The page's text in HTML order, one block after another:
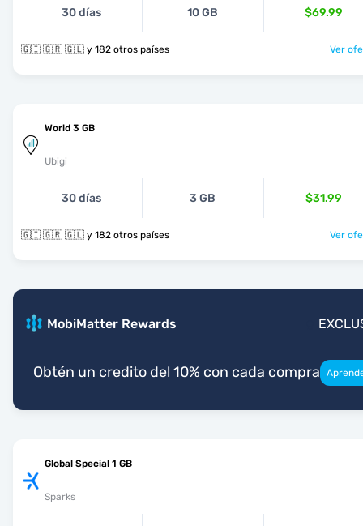
30 días 10 GB $69.99
🇬🇮 🇬🇷 🇬🇱 y 182 otros países Ver
World 3 GB
Ubigi
30 días 3 GB $31.99
🇬🇮 🇬🇷 🇬🇱 y 182 otros países Ver
MobiMatter Rewards
Obtén un credito del 10% con cada compra
Global Special 1 GB
Sparks